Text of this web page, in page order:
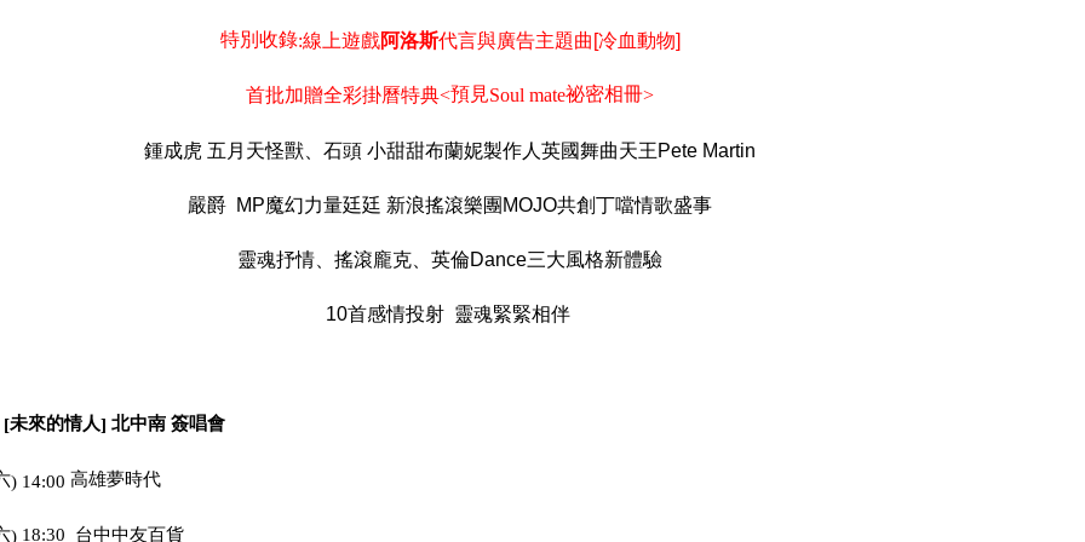
特別收錄:線上遊戲阿洛斯代言與廣告主題曲 [冷血動物]
首批加贈全彩掛曆特典<預見Soul mate祕密相冊>
鍾成虎 五月天怪獸、石頭 小甜甜布蘭妮製作人英國舞曲天王Pete Martin
嚴爵 MP魔幻力量廷廷 新浪搖滾樂團 MOJO共創丁噹情歌盛事
靈魂抒情、搖滾龐克、英倫Dance三大風格新體驗
10首感情投射 靈魂緊緊相伴
[未來的情人]北中南 簽唱會
) 14:00 高雄夢時代
) 18:30 台中中友百貨